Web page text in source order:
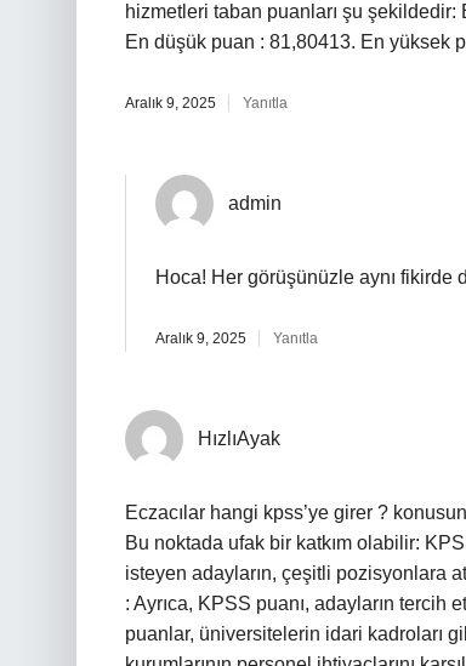
hizmetleri taban puanları şu şekildedir:
En düşük puan : 81,80413. En yüksek
Aralık 9, 2025 Yanıtla
admin
Hoca! Her görüşünüzle aynı fikirde
Aralık 9, 2025 Yanıtla
HızlıAyak
Eczacılar hangi kpss’ye girer ?
Bu noktada ufak bir katkım olabilir:
isteyen adayların, çeşitli pozisyonlara
: Ayrıca, KPSS puanı, adayların tercih
puanlar, üniversitelerin idari kadroları